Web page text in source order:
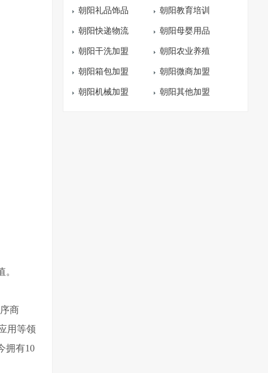
商
用等领
拥有10
朝阳礼品饰品 朝阳教育培训
朝阳快递物流 朝阳母婴用品
朝阳干洗加盟 朝阳农业养殖
朝阳箱包加盟 朝阳微商加盟
朝阳机械加盟 朝阳其他加盟